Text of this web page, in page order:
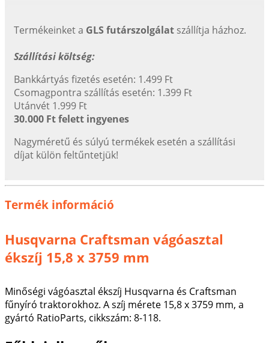
Termékeinket a GLS futárszolgálat szállítja házhoz.
Szállítási költség:
Bankkártyás fizetés esetén: 1.499 Ft
Csomagpontra szállítás esetén: 1.399 Ft
Utánvét 1.999 Ft
30.000 Ft felett ingyenes
Nagyméretű és súlyú termékek esetén a szállítási
díjat külön feltűntetjük!
Termék információ
Husqvarna Craftsman vágóasztal
ékszíj 15,8 x 3759 mm
Minőségi vágóasztal ékszíj Husqvarna és Craftsman
fűnyíró traktorokhoz. A szíj mérete 15,8 x 3759 mm, a
gyártó RatioParts, cikkszám: 8-118.